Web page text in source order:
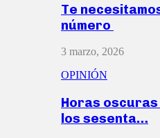
Te
número
3 marzo, 2026
OPINIÓN
Horas
los sesenta…